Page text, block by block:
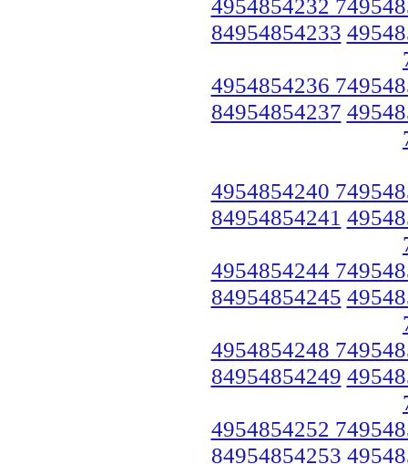
4954854232
84954854233
4954854236
84954854237
4954854240
84954854241
4954854244
84954854245
4954854248
84954854249
4954854252
84954854253